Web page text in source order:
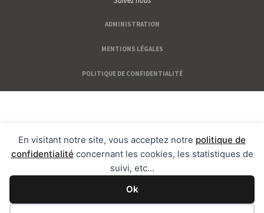
En visitant notre site, vous acceptez notre politique de
confidentialité concernant les cookies, les statistiques de
suivi, etc...
Ok
ADMINISTRATION
MENTIONS LÉGALES
POLITIQUE DE CONFIDENTIALITÉ